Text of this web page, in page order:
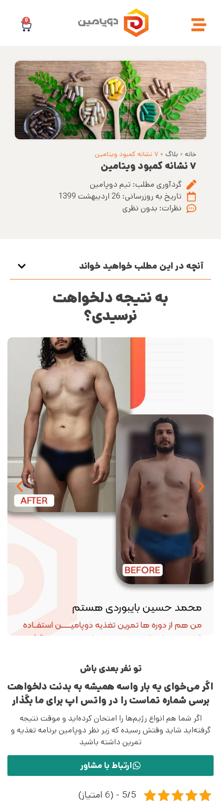
0
خانه » بلاگ » ۷ نشانه کمبود ویتامین
۷ نشانه کمبود ویتامین
گردآوری مطلب: تیم دوپامین
تاریخ به روزرسانی: 26 اردیبهشت 1399
نظرات: بدون نظری
آنچه در این مطلب خواهید خواند
به نتیجه دلخواهت
نرسیدی؟
تو نفر بعدی باش
اگر می‌خوای یه بار واسه همیشه به بدنت دلخواهت
برسی شماره تماست را در واتس اپ برای ما بگذار
اگر شما هم انواع رژیم‌ها را امتحان کرده‌اید و موقت نتیجه
گرفته‌اید شاید وقتش رسیده که زیر نظر دوپامین برنامه تغذیه و
تمرین داشته باشید
ارتباط با مشاور
5/5 - (6 امتیاز)